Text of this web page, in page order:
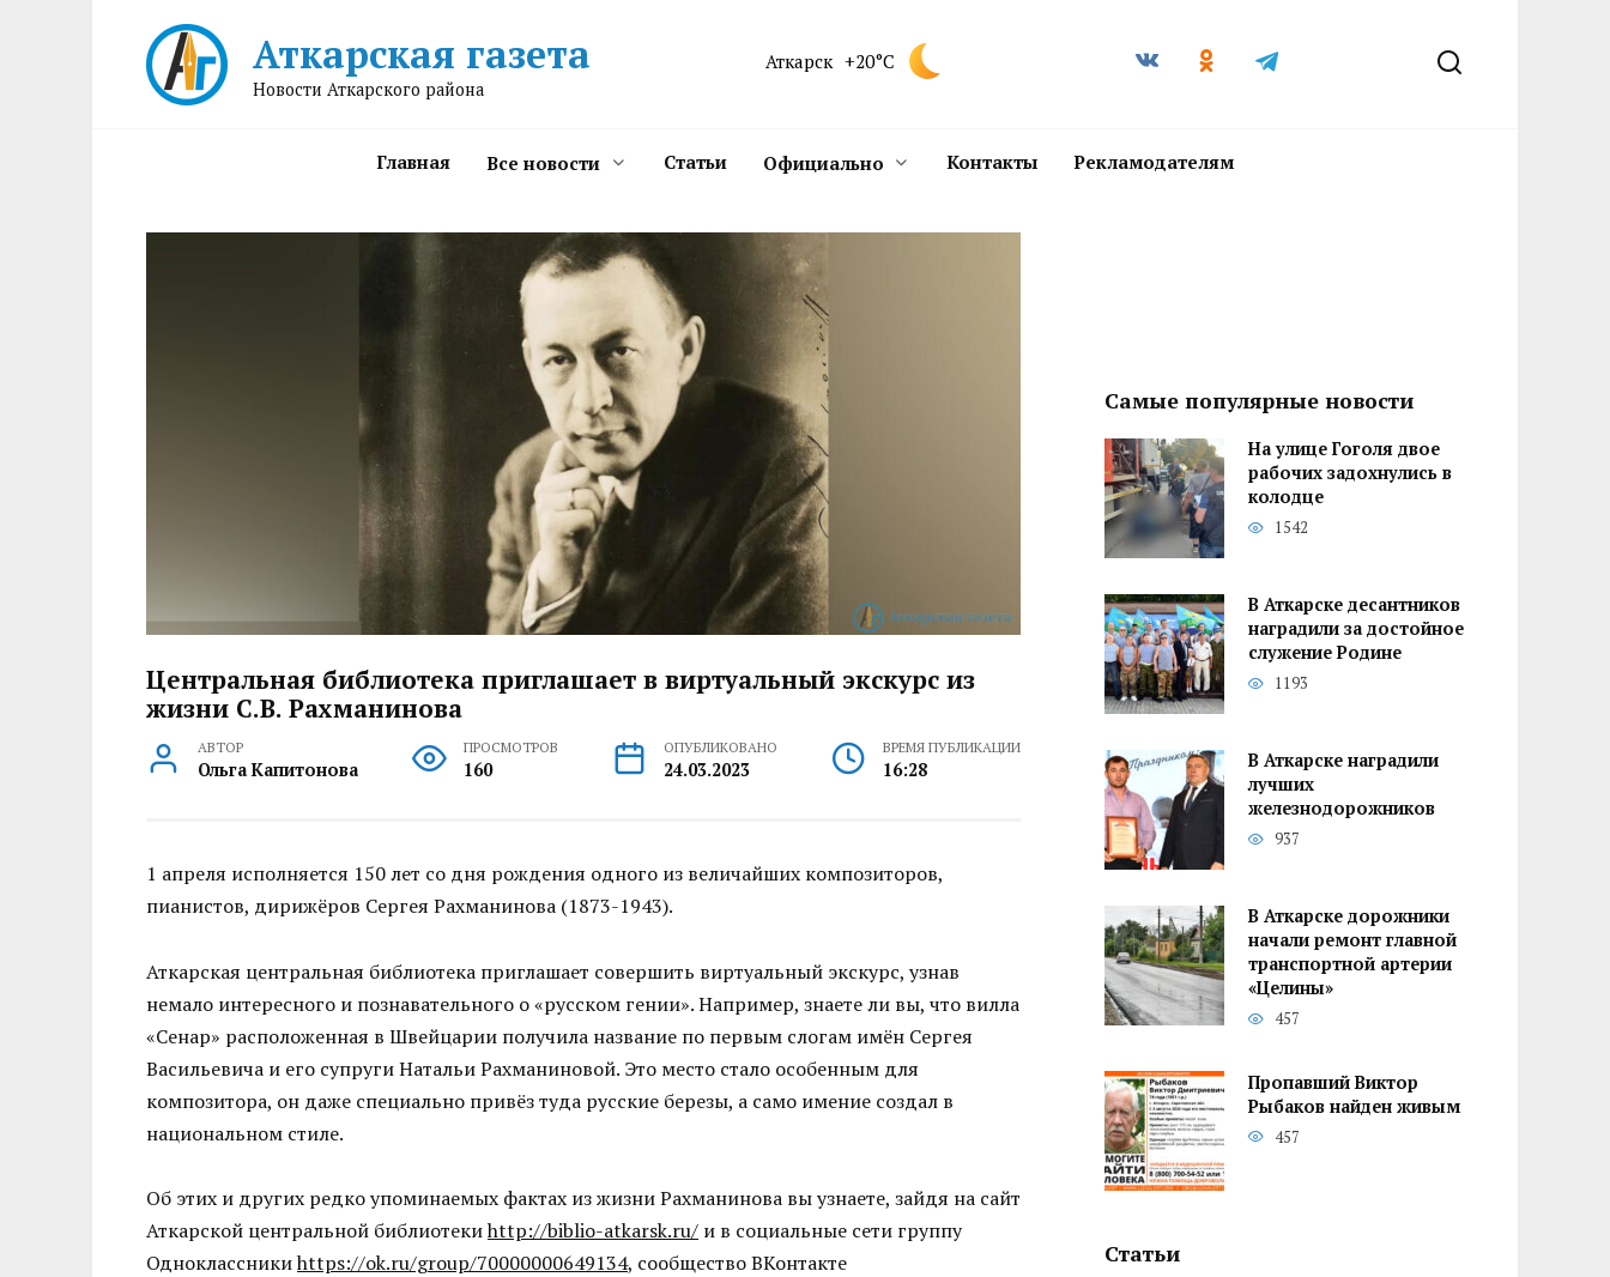
Аткарская газета
Новости Аткарского района
Аткарск +20°C
Главная Все новости Статьи Официально Контакты Рекламодателям
Центральная библиотека приглашает в виртуальный экскурс из
жизни С.В. Рахманинова
АВТОР
Ольга Капитонова
ПРОСМОТРОВ
160
ОПУБЛИКОВАНО
24.03.2023
ВРЕМЯ ПУБЛИКАЦИИ
16:28
1 апреля исполняется 150 лет со дня рождения одного из величайших композиторов,
пианистов, дирижёров Сергея Рахманинова (1873-1943).
Аткарская центральная библиотека приглашает совершить виртуальный экскурс, узнав
немало интересного и познавательного о «русском гении». Например, знаете ли вы, что вилла
«Сенар» расположенная в Швейцарии получила название по первым слогам имён Сергея
Васильевича и его супруги Натальи Рахманиновой. Это место стало особенным для
композитора, он даже специально привёз туда русские березы, а само имение создал в
национальном стиле.
Об этих и других редко упоминаемых фактах из жизни Рахманинова вы узнаете, зайдя на сайт
Аткарской центральной библиотекиhttp://biblio-atkarsk.ru/ и в социальные сети группу
Одноклассникиhttps://ok.ru/group/70000000649134, сообщество ВКонтакте
Самые популярные новости
На улице Гоголя двое
рабочих задохнулись в
колодце
1542
В Аткарске десантников
наградили за достойное
служение Родине
1193
В Аткарске наградили
лучших
железнодорожников
937
В Аткарске дорожники
начали ремонт главной
транспортной артерии
«Целины»
457
Пропавший Виктор
Рыбаков найден живым
457
Статьи